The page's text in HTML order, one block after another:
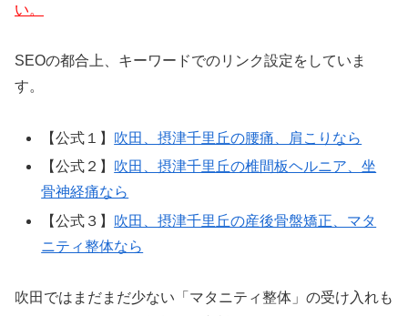
い。
SEOの都合上、キーワードでのリンク設定をしていま
す。
【公式１】 吹田、摂津千里丘の腰痛、肩こりなら
【公式２】 吹田、摂津千里丘の椎間板ヘルニア、坐
骨神経痛なら
【公式３】 吹田、摂津千里丘の産後骨盤矯正、マタ
ニティ整体なら
吹田ではまだまだ少ない「マタニティ整体」の受け入れも